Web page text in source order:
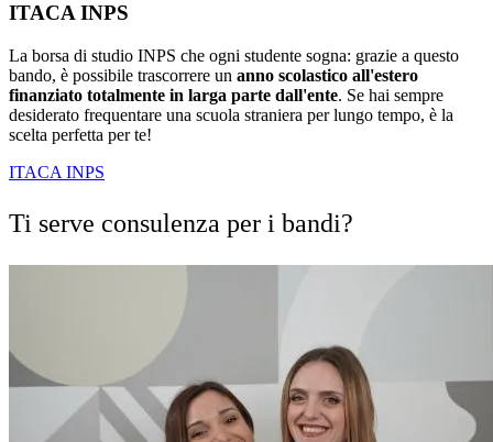
ITACA INPS
La borsa di studio INPS che ogni studente sogna: grazie a questo
bando, è possibile trascorrere un anno scolastico all'estero
finanziato totalmente in larga parte dall'ente. Se hai sempre
desiderato frequentare una scuola straniera per lungo tempo, è la
scelta perfetta per te!
ITACA INPS
Ti serve consulenza per i bandi?